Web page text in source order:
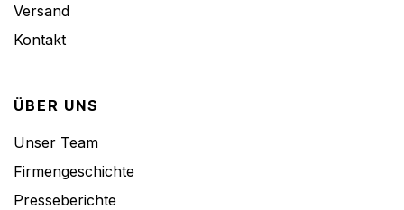
Versand
Kontakt
ÜBER UNS
Unser Team
Firmengeschichte
Presseberichte